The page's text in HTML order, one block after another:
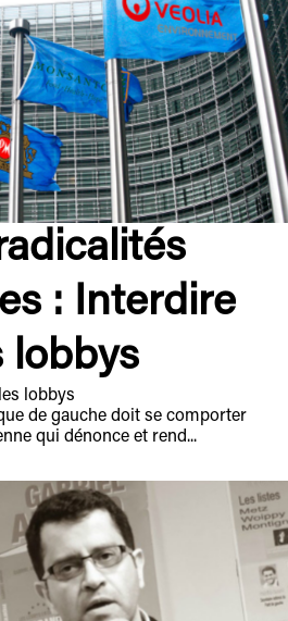
: Interdire
lobbys
lobbys
de gauche doit se comporter
qui dénonce et rend...